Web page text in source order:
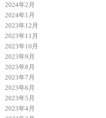
2024年2月
2024年1月
2023年12月
2023年11月
2023年10月
2023年9月
2023年8月
2023年7月
2023年6月
2023年5月
2023年4月